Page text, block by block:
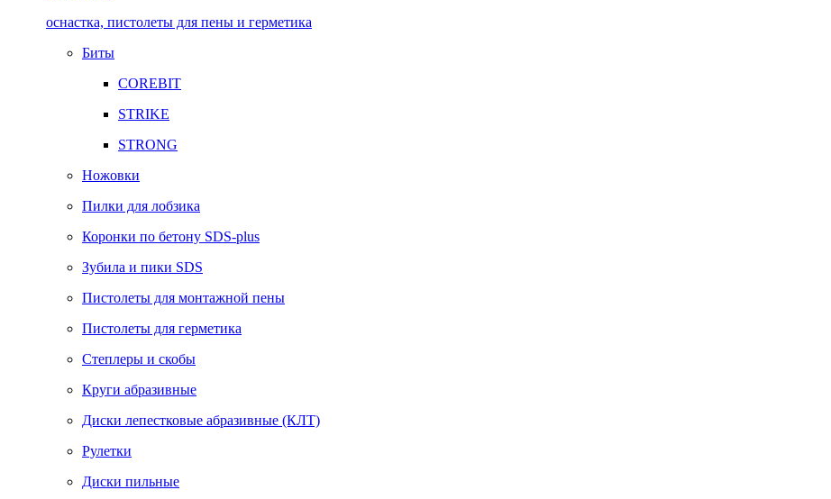
оснастка, пистолеты для пены и герметика
Биты
COREBIT
STRIKE
STRONG
Ножовки
Пилки для лобзика
Коронки по бетону SDS-plus
Зубила и пики SDS
Пистолеты для монтажной пены
Пистолеты для герметика
Степлеры и скобы
Круги абразивные
Диски лепестковые абразивные (КЛТ)
Рулетки
Диски пильные